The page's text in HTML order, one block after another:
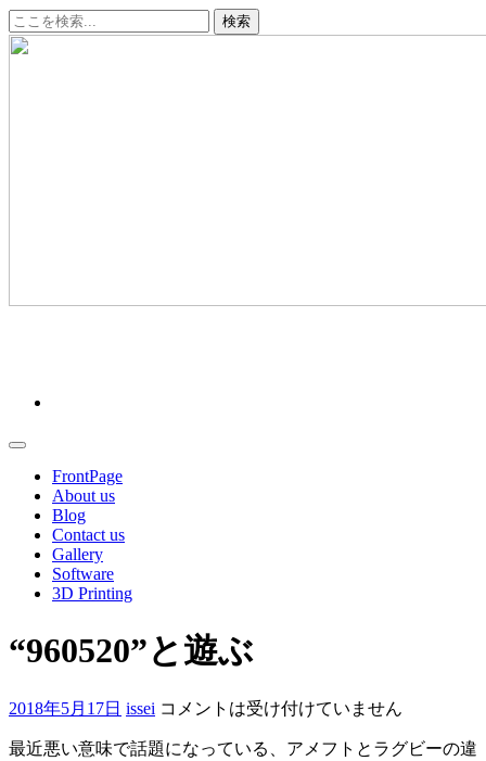
コ
ン
FrontPage
About us
Blog
Contact us
Gallery
Software
3D Printing
“960520”と遊ぶ
2018年5月17日 issei コメントは受け付けていません
最近悪い意味で話題になっている、アメフトとラグビーの違